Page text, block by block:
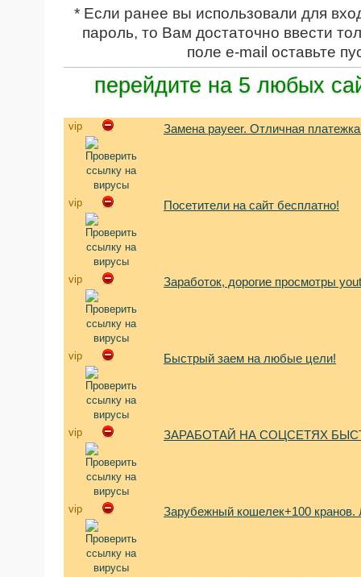
* Если ранее вы использовали для
пароль, то Вам достаточно ввести
поле e-mail оставьте
перейдите на 5 любых
vip Замена payeer. Отличная
vip Посетители на сайт бесплатно!
vip Заработок, дорогие просмотры
vip Быстрый заем на любые цели!
vip ЗАРАБОТАЙ НА СОЦСЕТЯХ
vip Зарубежный кошелек+100 кранов.